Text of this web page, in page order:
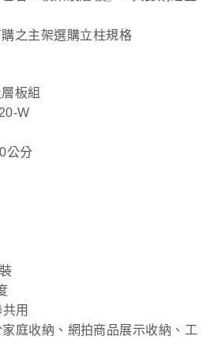
之主架選購立柱規格
板組
W
公分
用
庭收納、網拍商品展示收納、工